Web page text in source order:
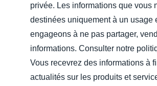
privée. Les informations que vous
destinées uniquement à un usage
engageons à ne pas partager,
informations. Consulter notre
Vous recevrez des informations à
actualités sur les produits et